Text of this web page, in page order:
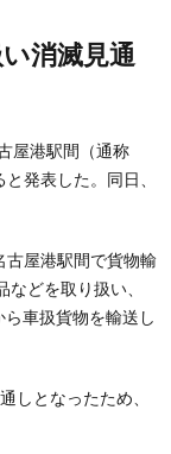
屋港駅間（通称
発表した。同日、
古屋港駅間で貨物輸
どを取り扱い、
車扱貨物を輸送し
しとなったため、